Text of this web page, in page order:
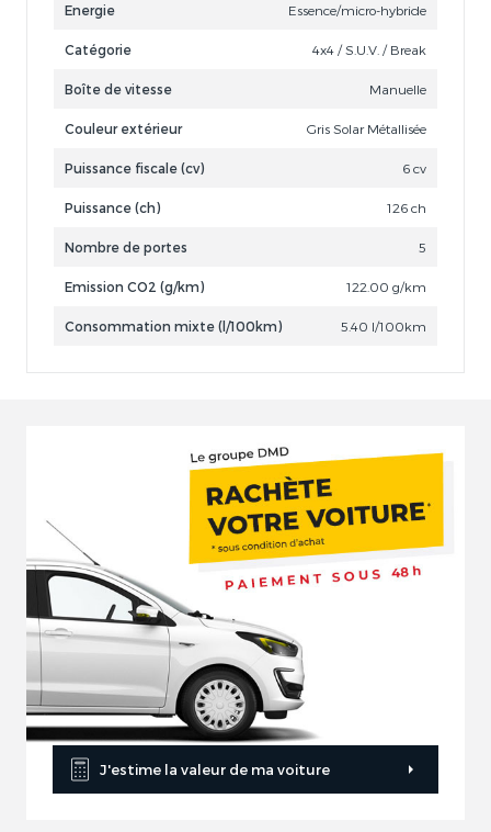
Energie Essence/micro-hybride
Catégorie 4x4 / S.U.V. / Break
Boîte de vitesse Manuelle
Couleur extérieur Gris Solar Métallisée
Puissance fiscale (cv) 6 cv
Puissance (ch) 126 ch
Nombre de portes 5
Emission CO2 (g/km) 122.00 g/km
Consommation mixte (l/100km) 5.40 l/100km
J'estime la valeur de ma voiture